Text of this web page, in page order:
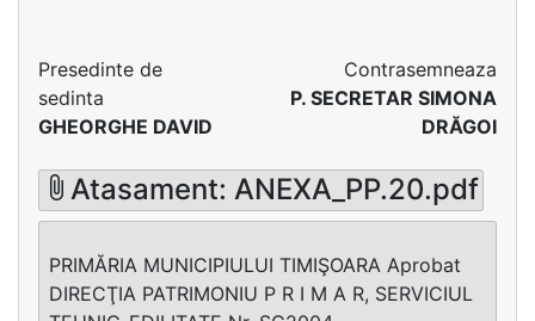
Presedinte de
sedinta
GHEORGHE DAVID
Contrasemneaza
P. SECRETAR SIMONA
DRĂGOI
Atasament: ANEXA_PP.20.pdf
PRIMĂRIA MUNICIPIULUI TIMIŞOARA Aprobat
DIRECŢIA PATRIMONIU P R I M A R, SERVICIUL